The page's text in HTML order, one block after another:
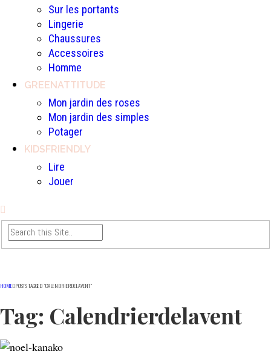
Sur les portants
Lingerie
Chaussures
Accessoires
Homme
GREENATTITUDE
Mon jardin des roses
Mon jardin des simples
Potager
KIDSFRIENDLY
Lire
Jouer
HOME POSTS TAGGED "CALENDRIERDELAVENT"
Tag: Calendrierdelavent